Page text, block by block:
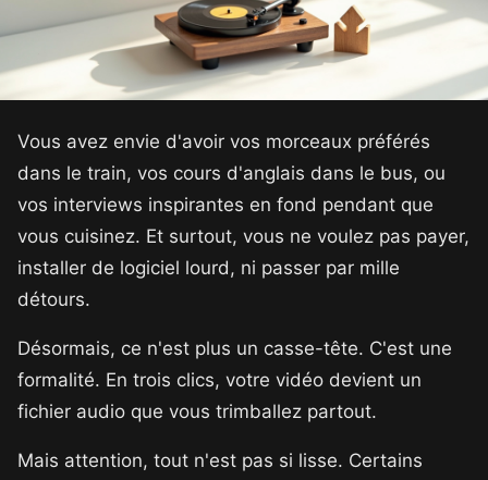
Vous avez envie d'avoir vos morceaux préférés
dans le train, vos cours d'anglais dans le bus, ou
vos interviews inspirantes en fond pendant que
vous cuisinez. Et surtout, vous ne voulez pas payer,
installer de logiciel lourd, ni passer par mille
détours.
Désormais, ce n'est plus un casse-tête. C'est une
formalité. En trois clics, votre vidéo devient un
fichier audio que vous trimballez partout.
Mais attention, tout n'est pas si lisse. Certains